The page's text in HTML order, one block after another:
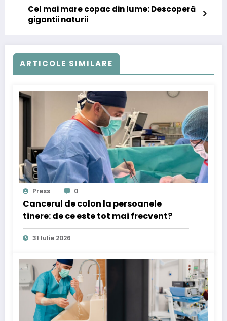
Cel mai mare copac din lume: Descoperă
gigantii naturii
ARTICOLE SIMILARE
Press 0
Cancerul de colon la persoanele
tinere: de ce este tot mai frecvent?
31 Iulie 2026